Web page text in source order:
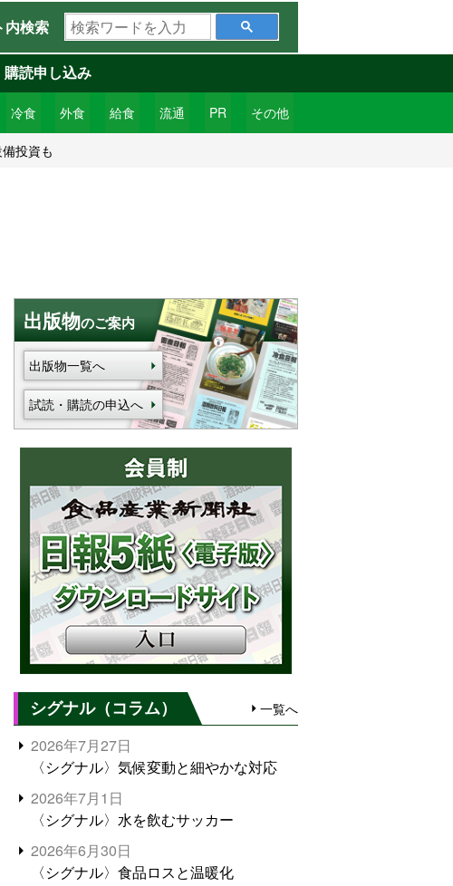
内検索
検
索
ワ
ー
ド
を
冷食 外食 給食 流通 PR その他
購読申し込み
投資も
出版物のご案内
出版物一覧へ
試読・購読の申込へ
シグナル（コラム） 一覧へ
2026年7月27日
〈シグナル〉気候変動と細やかな対応
2026年7月1日
〈シグナル〉水を飲むサッカー
2026年6月30日
〈シグナル〉食品ロスと温暖化